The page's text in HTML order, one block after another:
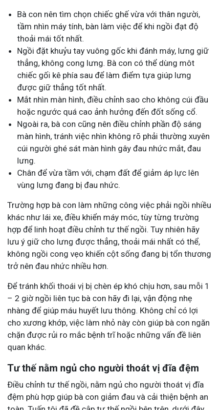
Bà con nên tìm chọn chiếc ghế vừa với thân người,
tầm nhìn máy tính, bàn làm việc để khi ngồi đạt độ
thoải mái tốt nhất.
Ngồi đặt khuỷu tay vuông gốc khi đánh máy, lưng giữ
thẳng, không cong lưng. Bà con có thể dùng môt
chiếc gối kê phía sau để làm điểm tựa giúp lưng
được giữ thẳng tốt nhất.
Mắt nhìn màn hình, điều chỉnh sao cho không cúi đầu
hoặc ngước quá cao ảnh hưởng đến đốt sống cổ.
Ngoài ra, bà con cũng nên điều chỉnh phần độ sáng
màn hình, tránh việc nhìn không rõ phải thường xuyên
cúi người ghé sát màn hình gây đau nhức mắt, đau
lưng.
Chân để vừa tầm với, chạm đất để giảm áp lực lên
vùng lưng đang bị đau nhức.
Trường hợp bà con làm những công việc phải ngồi nhiều
khác như lái xe, điều khiển máy móc, tùy từng trường
hợp để linh hoạt điều chỉnh tư thế ngồi. Tuy nhiên hãy
lưu ý giữ cho lưng được thẳng, thoải mái nhất có thể,
không ngồi cong vẹo khiến cột sống đang bị tổn thương
trở nên đau nhức nhiều hơn.
Để tránh khối thoái vị bị chèn ép khó chịu hơn, sau mỗi 1
– 2 giờ ngồi liên tục bà con hãy đi lại, vận động nhẹ
nhàng để giúp máu huyết lưu thông. Không chỉ có lợi
cho xương khớp, việc làm nhỏ này còn giúp bà con ngăn
chặn được rủi ro mắc bệnh trĩ hoặc những vấn đề liên
quan khác.
Tư thế nằm ngủ cho người thoát vị đĩa đệm
Điều chỉnh tư thế ngồi, nằm ngủ cho người thoát vị đĩa
đệm phù hợp giúp bà con giảm đau và cải thiện bệnh an